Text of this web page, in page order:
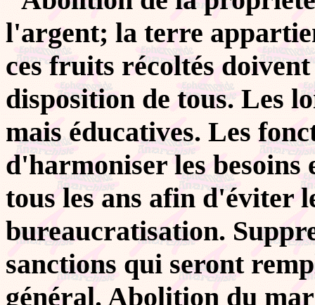
l'argent; la terre
ces fruits récoltés
disposition de tous. Les
mais éducatives. Les
d'harmoniser les
tous les ans afin d'éviter
bureaucratisation.
sanctions qui seront
général. Abolition du